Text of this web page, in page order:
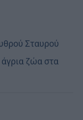
Σταυρού
ζώα στα